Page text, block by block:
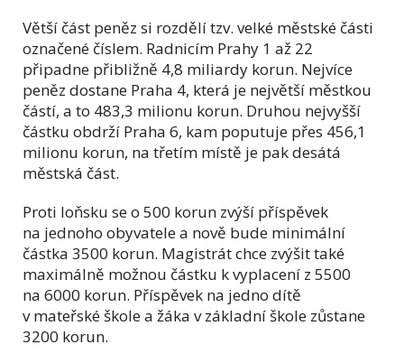
Větší část peněz si rozdělí tzv. velké městské části
označené číslem. Radnicím Prahy 1 až 22
připadne přibližně 4,8 miliardy korun. Nejvíce
peněz dostane Praha 4, která je největší městkou
částí, a to 483,3 milionu korun. Druhou nejvyšší
částku obdrží Praha 6, kam poputuje přes 456,1
milionu korun, na třetím místě je pak desátá
městská část.
Proti loňsku se o 500 korun zvýší příspěvek
na jednoho obyvatele a nově bude minimální
částka 3500 korun. Magistrát chce zvýšit také
maximálně možnou částku k vyplacení z 5500
na 6000 korun. Příspěvek na jedno dítě
v mateřské škole a žáka v základní škole zůstane
3200 korun.